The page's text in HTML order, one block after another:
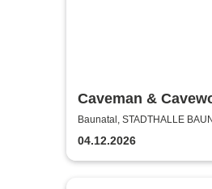
Caveman &
Kassel
Baunatal, STADTHALLE
04.12.2026